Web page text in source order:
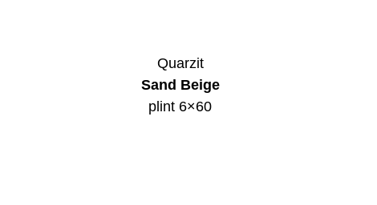
Quarzit
Sand Beige
plint 6×60